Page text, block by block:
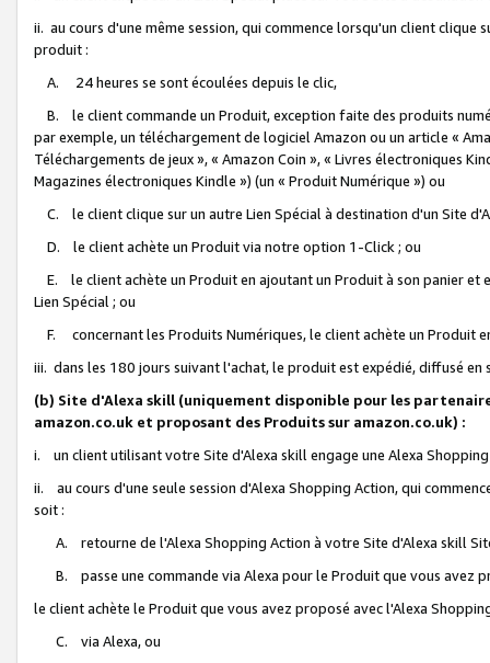
ii. au cours d'une même session, qui commence lorsqu'un client
produit :
A. 24 heures se sont écoulées depuis le clic,
B. le client commande un Produit, exception faite des produits
par exemple, un téléchargement de logiciel Amazon ou un article «
Téléchargements de jeux », « Amazon Coin », « Livres électroniques
Magazines électroniques Kindle ») (un « Produit Numérique ») ou
C. le client clique sur un autre Lien Spécial à destination d'un Site
D. le client achète un Produit via notre option 1-Click ; ou
E. le client achète un Produit en ajoutant un Produit à son panier et
Lien Spécial ; ou
F. concernant les Produits Numériques, le client achète un Produit
iii. dans les 180 jours suivant l'achat, le produit est expédié, diffusé
(b) Site d'Alexa skill (uniquement disponible pour les
amazon.co.uk et proposant des Produits sur amazon.co.uk) :
i. un client utilisant votre Site d'Alexa skill engage une Alexa
ii. au cours d'une seule session d'Alexa Shopping Action, qui
soit :
A. retourne de l'Alexa Shopping Action à votre Site d'Alexa skill
B. passe une commande via Alexa pour le Produit que vous avez
le client achète le Produit que vous avez proposé avec l'Alexa
C. via Alexa, ou